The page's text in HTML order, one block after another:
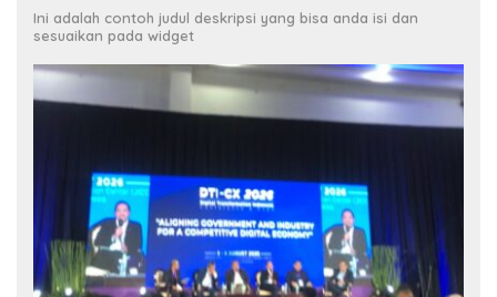
Ini adalah contoh judul deskripsi yang bisa anda isi dan
sesuaikan pada widget